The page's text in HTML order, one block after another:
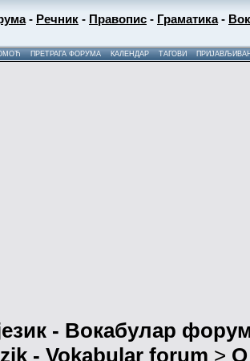
- Речник - Правопис - Граматика-
ПРЕТРАГА ФОРУМА КАЛЕНДАР ТАГОВИ
- Вокабулар
- Vokabular forum > О